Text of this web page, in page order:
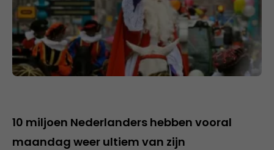
10 miljoen Nederlanders hebben vooral
maandag weer ultiem van zijn